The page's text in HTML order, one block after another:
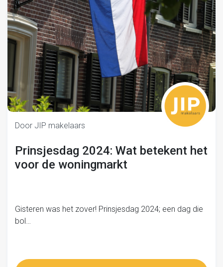
Door JIP makelaars
Prinsjesdag 2024: Wat betekent het
voor de woningmarkt
Gisteren was het zover! Prinsjesdag 2024; een dag die
bol…